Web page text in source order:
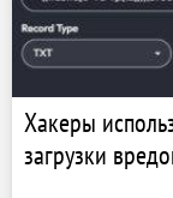
Хакеры
загрузки